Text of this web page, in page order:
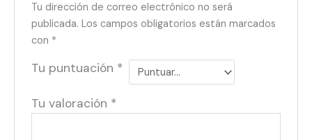
Tu dirección de correo electrónico no será
publicada. Los campos obligatorios están marcados
con *
Tu puntuación *
Tu valoración *